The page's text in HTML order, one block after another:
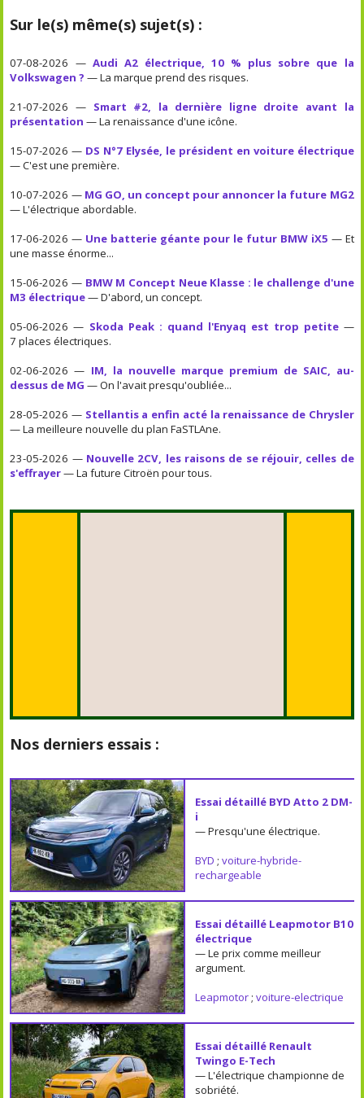
Sur le(s) même(s) sujet(s) :
07-08-2026 — Audi A2 électrique, 10 % plus sobre que la
Volkswagen ? — La marque prend des risques.
21-07-2026 — Smart #2, la dernière ligne droite avant la
présentation — La renaissance d'une icône.
15-07-2026 — DS N°7 Elysée, le président en voiture électrique
— C'est une première.
10-07-2026 — MG GO, un concept pour annoncer la future MG2
— L'électrique abordable.
17-06-2026 — Une batterie géante pour le futur BMW iX5 — Et
une masse énorme...
15-06-2026 — BMW M Concept Neue Klasse : le challenge d'une
M3 électrique— D'abord, un concept.
05-06-2026 — Skoda Peak : quand l'Enyaq est trop petite—
7 places électriques.
02-06-2026 — IM, la nouvelle marque premium de SAIC, au-
dessus de MG — On l'avait presqu'oubliée...
28-05-2026 — Stellantis a enfin acté la renaissance de Chrysler
— La meilleure nouvelle du plan FaSTLAne.
23-05-2026 — Nouvelle 2CV, les raisons de se réjouir, celles de
s'effrayer— La future Citroën pour tous.
Nos derniers essais :
Essai détaillé BYD Atto 2 DM-
i
— Presqu'une électrique.
BYD ; voiture-hybride-
rechargeable
Essai détaillé Leapmotor B10
électrique
— Le prix comme meilleur
argument.
Leapmotor; voiture-electrique
Essai détaillé Renault
Twingo E-Tech
— L'électrique championne de
sobriété.